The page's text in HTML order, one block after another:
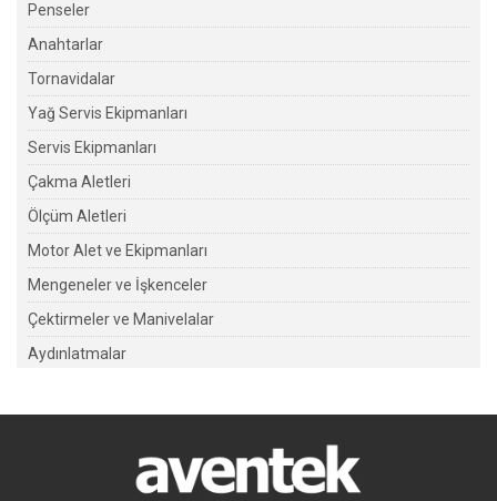
Penseler
Anahtarlar
Tornavidalar
Yağ Servis Ekipmanları
Servis Ekipmanları
Çakma Aletleri
Ölçüm Aletleri
Motor Alet ve Ekipmanları
Mengeneler ve İşkenceler
Çektirmeler ve Manivelalar
Aydınlatmalar